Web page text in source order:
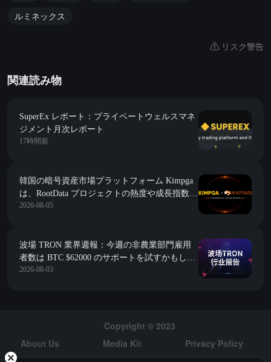
ルミネックス
リスク警告
関連読み物
SuperEx レポート：プライベートウェルスマネ
ジメント月次レポート
17時間前
韓国の暗号資産市場プラットフォーム Kimpga
は、RootData プロジェクトの熱度や成長指数な
どの投資研究データに深く接続することを発表
2026-08-05
波場 TRON 業界週報：今週の非農業部門雇用
者数は BTC $62000 のサポートを試すかもしれ
ない、オンチェーン固定金利信用市場を構築す
2026-08-03
Copyright © 2023
About Us
Media Kit
Privacy Policy